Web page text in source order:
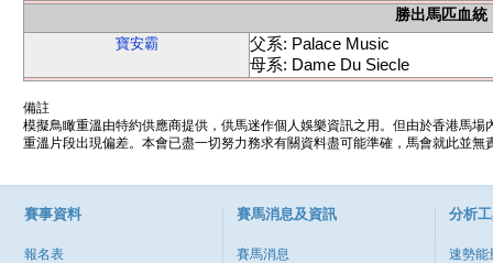
勝出馬匹血統
寶安霸
父系: Palace Music
母系: Dame Du Siecle
備註
模擬鳥瞰重溫由特約供應商提供，供馬迷作個人娛樂資訊之用。但由於香港馬
重溫片段出現偏差。本會已盡一切努力務求有關資料盡可能準確，馬會就此並
賽事資料
報名表
賽馬消息及資訊
賽馬消息
分析
速勢能